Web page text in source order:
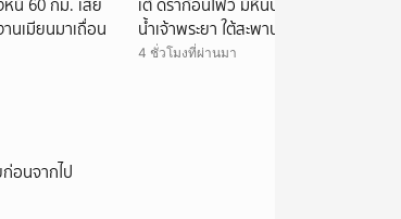
นี 60 กม. เสีย
นเมียนมาเถื่อน
เต้ ดราก้อนไฟว์ มีหินปริศนาถ่วงกระเป๋า?
น้ำเจ้าพระยา ใต้สะพานพระราม 7
4 ชั่วโมงที่ผ่านมา
อนจากไป